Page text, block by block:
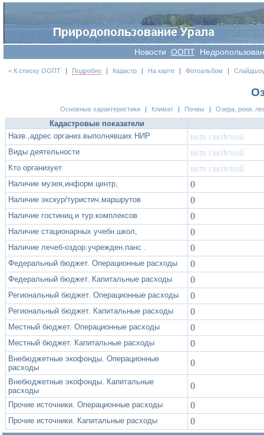
Новости OOПT
< К списку ООПТ | Подробно | Кадастр | На карте | Фотоальбом |
Основные характеристики Климат Почвы Озера, реки,
Кадастровые показатели
Назв.,адрес организ.выполнявших НИР
нет сведений
Виды деятельности нет сведений
Кто организует нет сведений
Наличие музея,информ.центр, 0
Наличие экскур/туристич.маршрутов 0
Наличие гостиниц.и тур.комплексов 0
Наличие стационарных учебн.школ, 0
Наличие лечеб-оздор.учрежден.панс . 0
Федеральный бюджет. Операционные расходы 0
Федеральный бюджет. Капитальные расходы 0
Региональный бюджет. Операционные расходы 0
Региональный бюджет. Капитальные расходы 0
Местный бюджет. Операционные расходы 0
Местный бюджет. Капитальные расходы 0
Внебюджетные экофонды. Операционные
расходы
0
Внебюджетные экофонды. Капитальные
расходы
0
Прочие источники. Операционные расходы 0
Прочие источники. Капитальные расходы 0